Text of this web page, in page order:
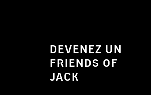
DEVENEZ UN
FRIENDS OF
JACK